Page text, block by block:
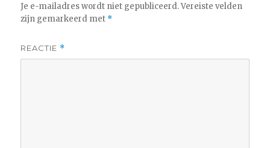
Je e-mailadres wordt niet gepubliceerd. Vereiste velden
zijn gemarkeerd met *
REACTIE *